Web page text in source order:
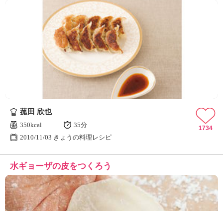
菰田 欣也
350kcal
35分
2010/11/03 きょうの料理レシピ
1734
水ギョーザの皮をつくろう